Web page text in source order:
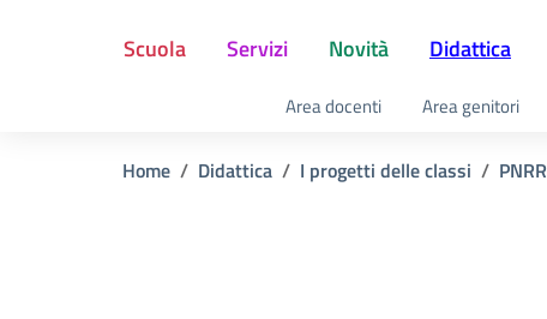
Scuola Servizi Novità Didattica
Area docenti Area genitori
Home Didattica I progetti delle classi PNRR